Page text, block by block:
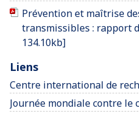
Prévention et maîtrise
transmissibles : rapport
134.10kb]
Liens
Centre international de
Journée mondiale contre le